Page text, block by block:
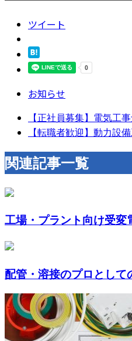
ツイート
お知らせ
【正社員募集】電気工
【転職者歓迎】動力設
関連記事一覧
工場・プラント向け受変
配管・溶接のプロとし